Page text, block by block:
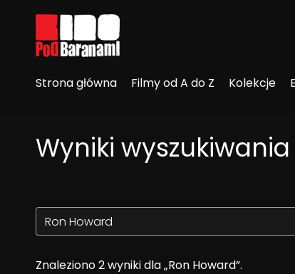
Linki ułatwień dostępu
Strona główna Filmy od A do Z Kolekcje
Wyniki wyszukiwania
Znaleziono 2 wyniki dla „Ron Howard”.